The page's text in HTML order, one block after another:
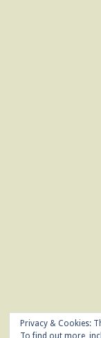
Privacy & Cookies:
To find out more,